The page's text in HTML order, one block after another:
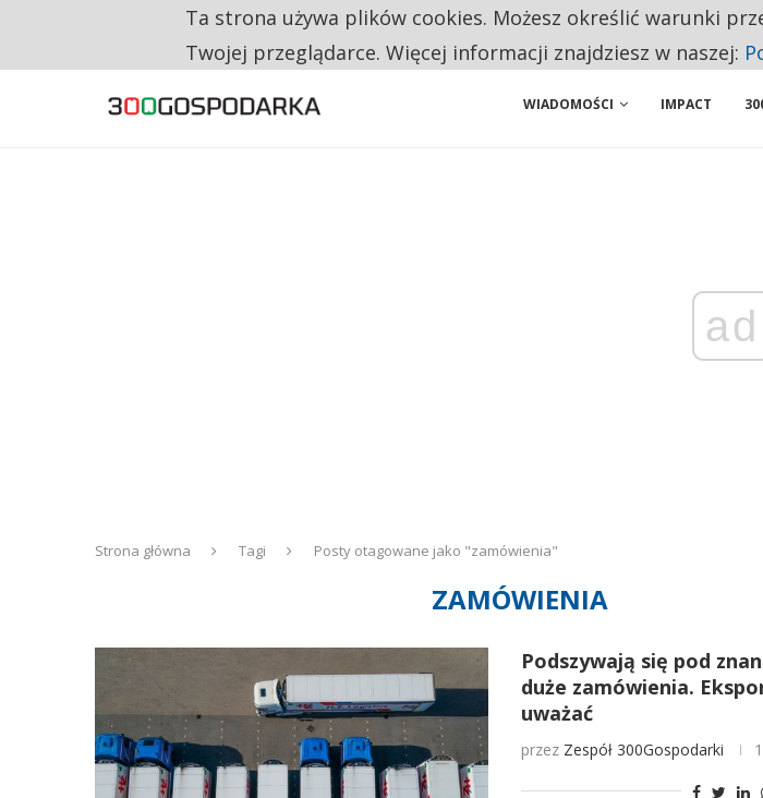
TRZECH NA CZTERECH PONOWNIE ZAŁOŻYŁOBY WŁASNĄ FIRMĘ. INNYM JUŻ TAK
RESTRYKCJE CHIN UDERZAJĄ W EUROPEJSKI PRZEMYSŁ. NA LIŚCIE SĄ DWA PODMIOTY
WIADOMOŚCI IMPACT
ad
Strona główna Tagi Posty otagowane jako "zamówienia"
ZAMÓWIENIA
Podszywają się pod
duże zamówienia.
uważać
przez Zespół 300Gospodarki
Ta strona używa plików cookies. Możesz określić warunki
Twojej przeglądarce. Więcej informacji znajdziesz w naszej: